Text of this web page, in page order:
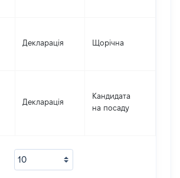
Декларація Щорічна
Декларація
Кандидата
на посаду